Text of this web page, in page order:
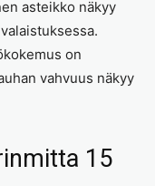
asteikko näkyy
on
vahvuus näkyy
15